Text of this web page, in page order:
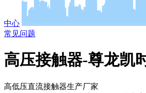
中心
常见问题
高压接触器-尊龙凯
高低压直流接触器生产厂家